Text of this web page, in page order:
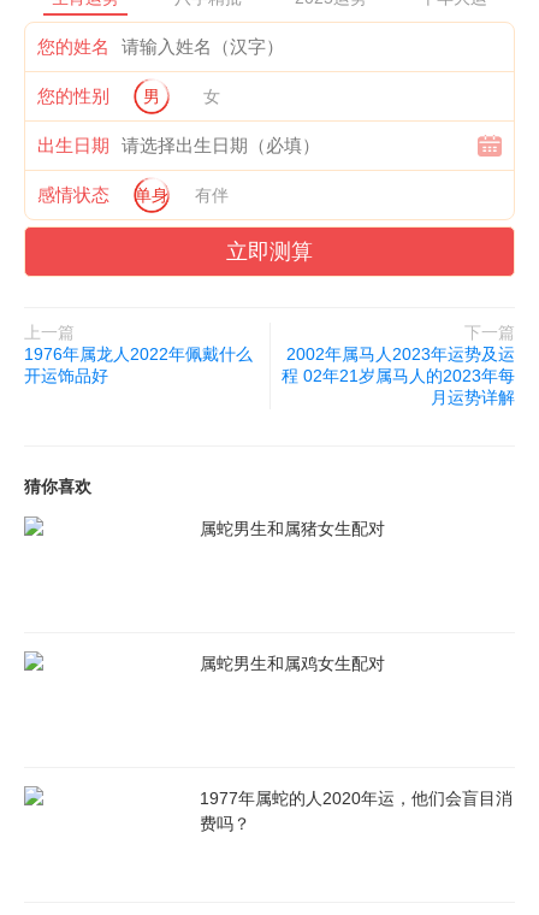
您的姓名
您的性别 男 女
出生日期
感情状态 单身 有伴
立即测算
上一篇
1976年属龙人2022年佩戴什么
开运饰品好
下一篇
2002年属马人2023年运势及运
程 02年21岁属马人的2023年每
月运势详解
猜你喜欢
属蛇男生和属猪女生配对
属蛇男生和属鸡女生配对
1977年属蛇的人2020年运，他们会盲目消
费吗？